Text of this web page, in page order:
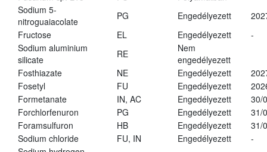
Sodium 5-
nitroguaiacolate
PG Engedélyezett
Fructose
EL Engedélyezett
-
Sodium aluminium
silicate
RE
Nem
engedélyezett
Fosthiazate
NE Engedélyezett
Fosetyl
FU Engedélyezett
Formetanate
IN, AC Engedélyezett
30/
Forchlorfenuron
PG Engedélyezett
31/
Foramsulfuron
HB Engedélyezett
31/
Sodium chloride
FU, IN Engedélyezett
-